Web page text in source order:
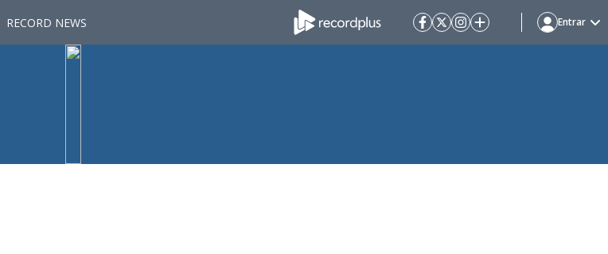
RECORD NEWS Entrar